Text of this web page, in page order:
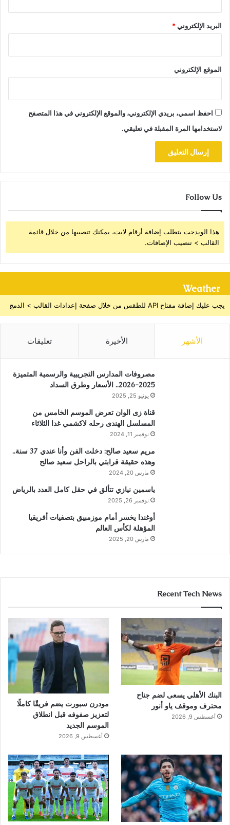
البريد الإلكتروني*
الموقع الإلكتروني
احفظ اسمي، بريدي الإلكتروني، والموقع الإلكتروني في هذا المتصفح
لاستخدامها المرة المقبلة في تعليقي.
Follow Us
هذا الويدجت يتطلب إضافة أرقام لايت، يمكنك تنصيبها من خلال قائمة
القالب > تنصيب الإضافات.
Weather
يجب عليك إضافة مفتاح API للطقس من خلال صفحة إعدادات القالب > الدمج
الأشهر الأخيرة تعليقات
مصروفات المدارس التجريبية والرسمية المتميزة
2025-2026.. الأسعار وطرق السداد
يونيو 25, 2025
قناة زى الوان تعرض الموسم الخامس من
المسلسل الهندى رحله لاكشمي غدا الثلاثاء
نوفمبر 11, 2024
مريم سعيد صالح: دخلت الفن وأنا عندي 37 سنة..
وهذه حقيقة قرابتي بالراحل سعيد صالح
مارس 20, 2024
ياسمين نيازي تتألق في حقل كامل العدد بالرياض
نوفمبر 26, 2025
أوغندا يخسر أمام موزمبيق بتصفيات أفريقيا
المؤهلة لكأس العالم
مارس 20, 2025
Recent Tech News
البنك الأهلي يسعى لضم جناح
محترف وموقف ياو أنور
أغسطس 9, 2026
مودرن سبورت يضم فريقًا كاملًا
لتعزيز صفوفه قبل انطلاق
الموسم الجديد
أغسطس 9, 2026